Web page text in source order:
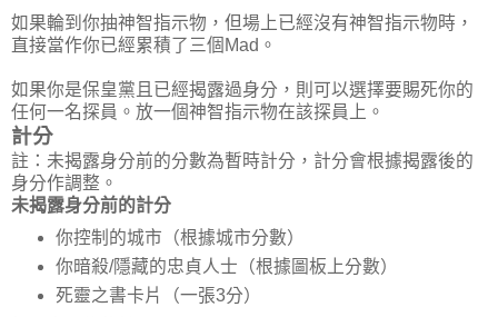
如果輪到你抽神智指示物，但場上已經沒有神智指示物時，
直接當作你已經累積了三個Mad。
如果你是保皇黨且已經揭露過身分，則可以選擇要賜死你的
任何一名探員。放一個神智指示物在該探員上。
計分
註：未揭露身分前的分數為暫時計分，計分會根據揭露後的
身分作調整。
未揭露身分前的計分
你控制的城市（根據城市分數）
你暗殺/隱藏的忠貞人士（根據圖板上分數）
死靈之書卡片（一張3分）